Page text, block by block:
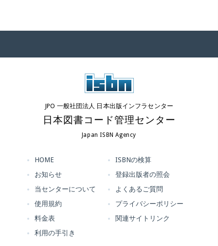
JPO 一般社団法人 日本出版インフラセンター
日本図書コード管理センター
Japan ISBN Agency
HOME
お知らせ
当センターについて
使用規約
料金表
利用の手引き
ISBNの検算
登録出版者の照会
よくあるご質問
プライバシーポリシー
関連サイトリンク